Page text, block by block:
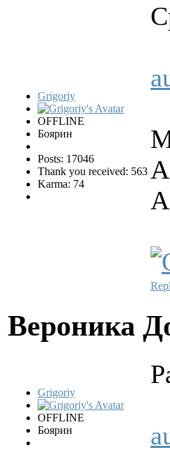
Grigoriy
OFFLINE
Боярин
Posts: 17046
Thank you received: 563
Karma: 74
А
Вероника
Grigoriy
OFFLINE
Боярин